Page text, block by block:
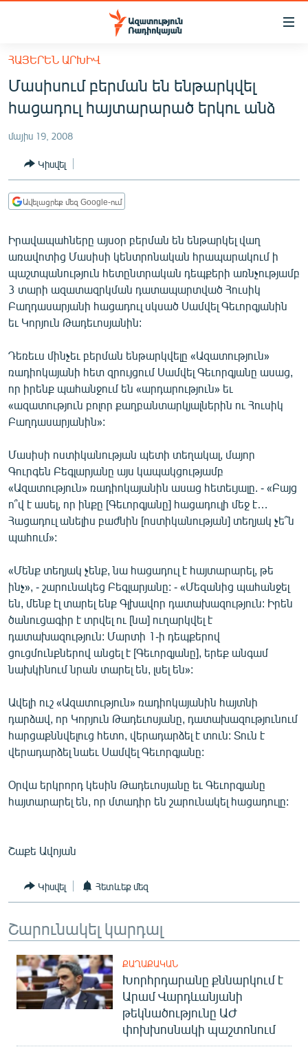
Մատչելիության
հիմնական
բովանդակությանը
Անցնել
հիմնական
մենյուին
ՀԱՅԱՍՏԱՆ
ՔԱՂԱՔԱԿԱՆ
ԸՆՏՐՈՒԹՅՈՒՆՆԵՐ 2026
ԻՐԱՎՈՒՆՔ
ՀԱՍԱՐԱԿՈՒԹՅՈՒՆ
ՂԱՐԱԲԱՂ
ՊԱՏԵՐԱԶՄԻ 6 ՇԱԲԱԹՆԵՐԸ
ՏԱՐԱԾԱՇՐՋԱՆ
ՄԻՋԱԶԳԱՅԻՆ
ՍՊՈՐՏ
ՄԵԿՆԱԲԱՆՈՒԹՅՈՒՆ
ՏՏ ԵՒ ԻՆՏԵՐՆԵՏ
ԱՐԽԻՎ
ՏԵՍԱՆՅՈՒԹԵՐ
ԲԱՆԱՎԵՃ
ՁԳՏԵԼՈՎ ԼԱՎԱԳՈՒՅՆԻՆ
ՓՈԴՔԱՍԹ
Հայերեն
English
Русский
«Ազատության» բոլոր կայքերը
ՀԱՅԵՐԵՆ ԱՐԽԻՎ
Մասիսում բերման են ենթարկվել
հացադուլ հայտարարած երկու անձ
մայիս 19, 2008
Կիսվել
Ավելացրեք մեզ Google-ում
Իրավապահները այսօր բերման են ենթարկել վաղ
առավոտից Մասիսի կենտրոնական հրապարակում ի
պաշտպանություն հետընտրական դեպքերի առնչությամբ
3 տարի ազատազրկման դատապարտված Հուսիկ
Բաղդասարյանի հացադուլ սկսած Սամվել Գեւորգյանին
եւ Կորյուն Թադեւոսյանին:
Դեռեւս մինչեւ բերման ենթարկվելը «Ազատություն»
ռադիոկայանի հետ զրույցում Սամվել Գեւորգյանը ասաց,
որ իրենք պահանջում են «արդարություն» եւ
«ազատություն բոլոր քաղբանտարկյալներին ու Հուսիկ
Բաղդասարյանին»:
Մասիսի ոստիկանության պետի տեղակալ, մայոր
Գուրգեն Բեգլարյանը այս կապակցությամբ
«Ազատություն» ռադիոկայանին ասաց հետեւյալը. - «Բայց
ո՞վ է ասել, որ ինքը [Գեւորգյանը] հացադուլի մեջ է…
Հացադուլ անելիս բաժնին [ոստիկանության] տեղյակ չե՞ն
պահում»:
«Մենք տեղյակ չենք, նա հացադուլ է հայտարարել, թե
ինչ», - շարունակեց Բեգլարյանը: - «Մեզանից պահանջել
են, մենք էլ տարել ենք Գլխավոր դատախազություն: Իրեն
ծանուցագիր է տրվել ու [նա] ուղարկվել է
դատախազություն: Մարտի 1-ի դեպքերով
ցուցմունքներով անցել է [Գեւորգյանը], երեք անգամ
նախկինում նրան տարել են, լսել են»:
Ավելի ուշ «Ազատություն» ռադիոկայանին հայտնի
դարձավ, որ Կորյուն Թադեւոսյանը, դատախազությունում
հարցաքննվելուց հետո, վերադարձել է տուն: Տուն է
վերադարձել նաեւ Սամվել Գեւորգյանը:
Օրվա երկրորդ կեսին Թադեւոսյանը եւ Գեւորգյանը
հայտարարել են, որ մտադիր են շարունակել հացադուլը:
Շաքե Ավոյան
Կիսվել Հետևեք մեզ
Շարունակել կարդալ
ՔԱՂԱՔԱԿԱՆ
Խորհրդարանը քննարկում է
Արամ Վարդևանյանի
թեկնածությունը ԱԺ
փոխխոսնակի պաշտոնում